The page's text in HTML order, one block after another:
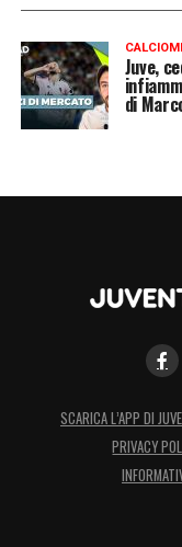
Juve,
di
SCARICA L’APP DI
PRIVACY